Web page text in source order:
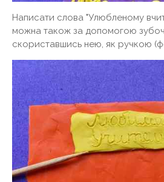
Написати слова "Улюбленому
можна також за допомогою
скориставшись нею, як ручкою